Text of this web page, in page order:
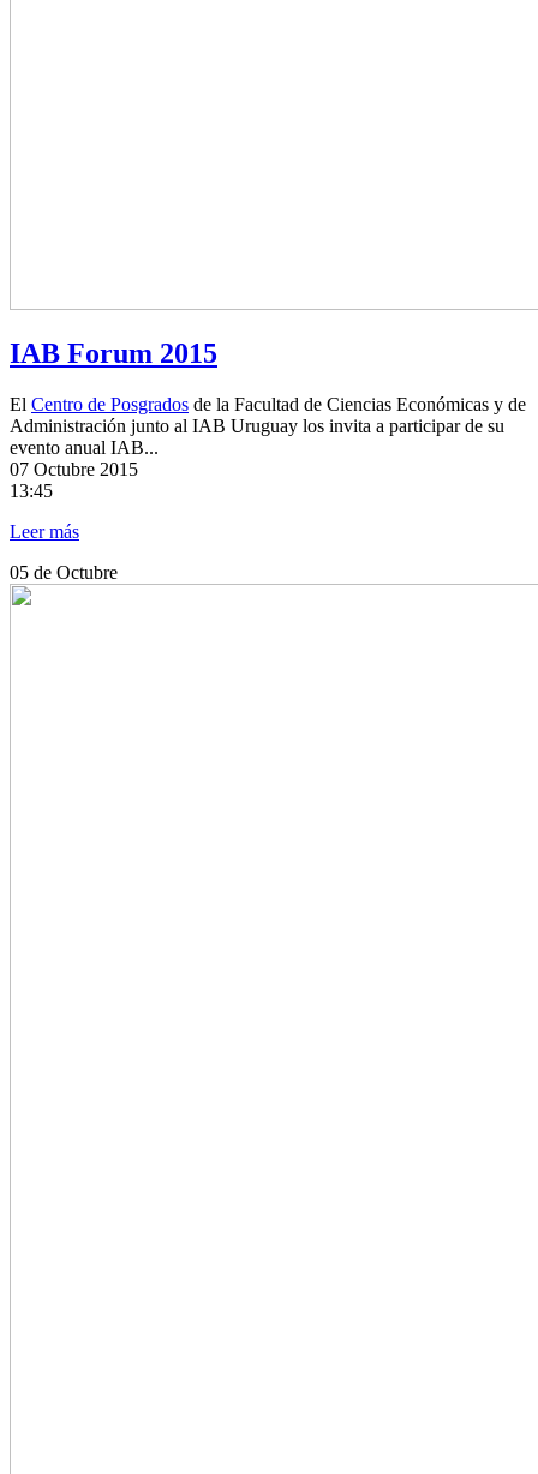
IAB Forum 2015
El Centro de Posgrados de la Facultad de Ciencias Económicas y de
Administración junto al IAB Uruguay los invita a participar de su
evento anual IAB...
07 Octubre 2015
13:45
Leer más
05 de Octubre